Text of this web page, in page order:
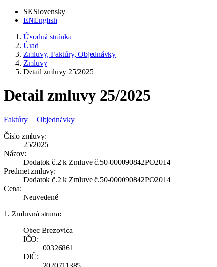
SKSlovensky
ENEnglish
Úvodná stránka
Úrad
Zmluvy, Faktúry, Objednávky
Zmluvy
Detail zmluvy 25/2025
Detail zmluvy 25/2025
Faktúry | Objednávky
Číslo zmluvy:
25/2025
Názov:
Dodatok č.2 k Zmluve č.50-000090842PO2014
Predmet zmluvy:
Dodatok č.2 k Zmluve č.50-000090842PO2014
Cena:
Neuvedené
1. Zmluvná strana:
Obec Brezovica
IČO:
00326861
DIČ:
2020711385